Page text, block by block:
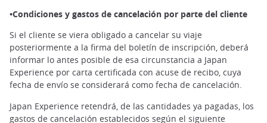
•Condiciones y gastos de cancelación por parte del cliente
Si el cliente se viera obligado a cancelar su viaje
posteriormente a la firma del boletín de inscripción, deberá
informar lo antes posible de esa circunstancia a Japan
Experience por carta certificada con acuse de recibo, cuya
fecha de envío se considerará como fecha de cancelación.
Japan Experience retendrá, de las cantidades ya pagadas, los
gastos de cancelación establecidos según el siguiente